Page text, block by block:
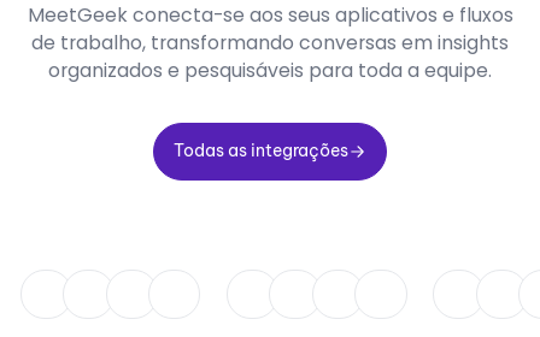
MeetGeek conecta-se aos seus aplicativos e fluxos
de trabalho, transformando conversas em insights
organizados e pesquisáveis para toda a equipe.
Todas as integrações
Todas as integrações
CRM CRM CRM